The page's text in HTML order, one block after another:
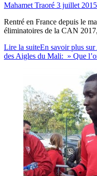
Mahamet Traoré 3 juillet 2015
Rentré en France depuis le
éliminatoires de la CAN
Lire la suiteEn savoir plus
des Aigles du Mali: » Que